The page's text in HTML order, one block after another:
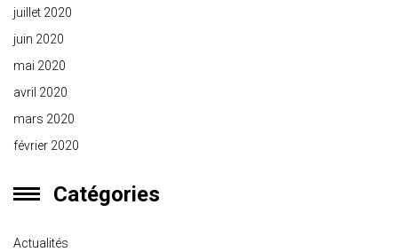
juillet 2020
juin 2020
mai 2020
avril 2020
mars 2020
février 2020
Catégories
Actualités